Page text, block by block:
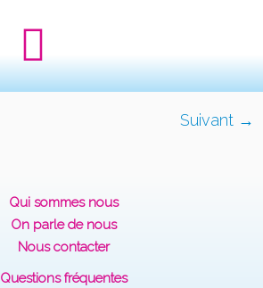
Suivant →
Qui sommes nous
On parle de nous
Nous contacter
Questions fréquentes